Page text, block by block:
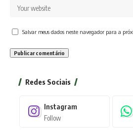
Salvar meus dados neste navegador para a
Redes Sociais
Instagram
Follow